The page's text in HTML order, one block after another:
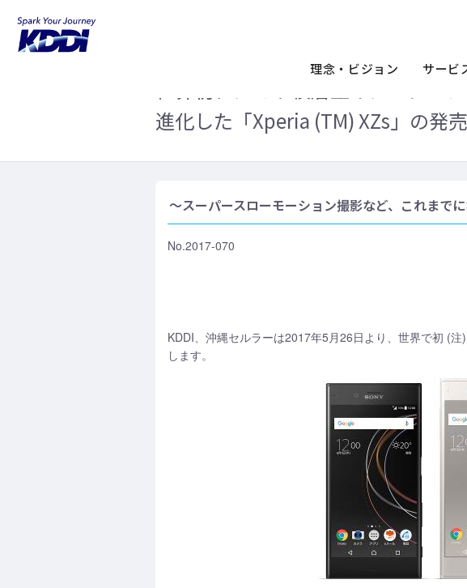
理念・ビジョン サービ
世界初、メモリ積層型イメージセ
進化した「Xperia (TM) XZs」の発
～スーパースローモーション撮影など、これまで
No.2017-070
KDDI、沖縄セルラーは2017年5月26日より、世界で初 (
します。